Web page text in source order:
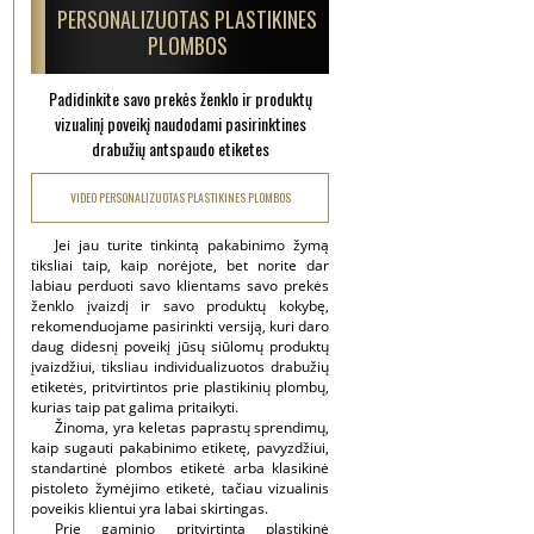
PERSONALIZUOTAS PLASTIKINES
PLOMBOS
Padidinkite savo prekės ženklo ir produktų
vizualinį poveikį naudodami pasirinktines
drabužių antspaudo etiketes
VIDEO PERSONALIZUOTAS PLASTIKINES PLOMBOS
Jei jau turite tinkintą pakabinimo žymą
tiksliai taip, kaip norėjote, bet norite dar
labiau perduoti savo klientams savo prekės
ženklo įvaizdį ir savo produktų kokybę,
rekomenduojame pasirinkti versiją, kuri daro
daug didesnį poveikį jūsų siūlomų produktų
įvaizdžiui, tiksliau individualizuotos drabužių
etiketės, pritvirtintos prie plastikinių plombų,
kurias taip pat galima pritaikyti.
Žinoma, yra keletas paprastų sprendimų,
kaip sugauti pakabinimo etiketę, pavyzdžiui,
standartinė plombos etiketė arba klasikinė
pistoleto žymėjimo etiketė, tačiau vizualinis
poveikis klientui yra labai skirtingas.
Prie gaminio pritvirtinta plastikinė